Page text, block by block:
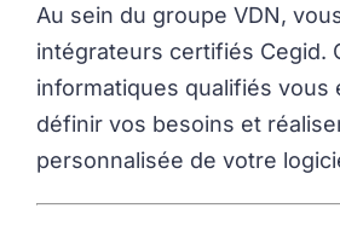
Au sein du groupe VDN,
intégrateurs certifiés Cegid.
informatiques qualifiés vous
définir vos besoins et
personnalisée de votre